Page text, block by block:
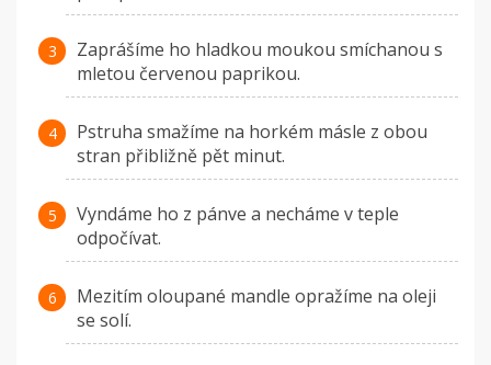
Zaprášíme ho hladkou moukou smíchanou s
mletou červenou paprikou.
Pstruha smažíme na horkém másle z obou
stran přibližně pět minut.
Vyndáme ho z pánve a necháme v teple
odpočívat.
Mezitím oloupané mandle opražíme na oleji
se solí.